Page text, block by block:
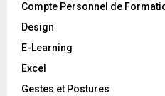
Compte Personnel de
Design
E-Learning
Excel
Gestes et Postures